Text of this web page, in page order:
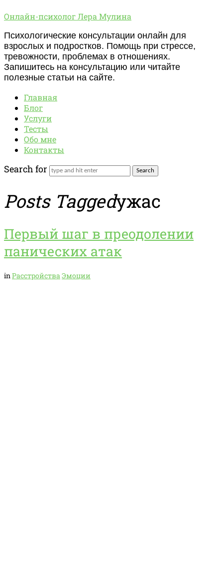
Онлайн-
Лера
Мулина
Онлайн-психолог Лера Мулина
Психологические консультации онлайн для
взрослых и подростков. Помощь при стрессе,
тревожности, проблемах в отношениях.
Запишитесь на консультацию или читайте
полезные статьи на сайте.
Главная
Блог
Услуги
Тесты
Обо мне
Контакты
Search for
Posts Taggedужас
Первый шаг в преодолении
панических атак
inРасстройстваЭмоции